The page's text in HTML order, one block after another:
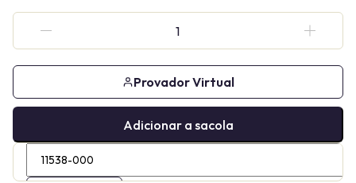
Provador Virtual
Adicionar a sacola